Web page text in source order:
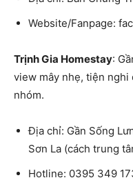
Website/Fanpage:
Trịnh Gia Homestay:
view mây nhẹ, tiện
nhóm.
Địa chỉ: Gần Sống
Sơn La (cách trung
Hotline: 0395 349